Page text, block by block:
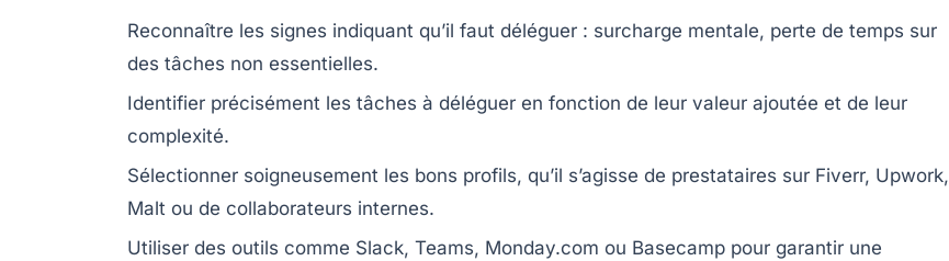
Reconnaître les signes indiquant qu’il faut déléguer : surcharge mentale, perte de temps sur
des tâches non essentielles.
Identifier précisément les tâches à déléguer en fonction de leur valeur ajoutée et de leur
complexité.
Sélectionner soigneusement les bons profils, qu’il s’agisse de prestataires sur Fiverr, Upwork,
Malt ou de collaborateurs internes.
Utiliser des outils comme Slack, Teams, Monday.com ou Basecamp pour garantir une